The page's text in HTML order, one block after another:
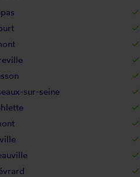
sur-seine